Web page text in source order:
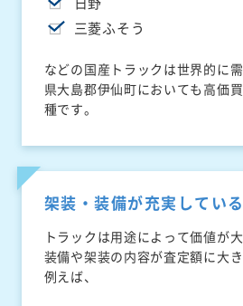
三菱ふそう
などの国産トラックは世界的に
県大島郡伊仙町においても高価
種です。
架装・装備が充実してい
トラックは用途によって価値が
装備や架装の内容が査定額に大き
例えば、